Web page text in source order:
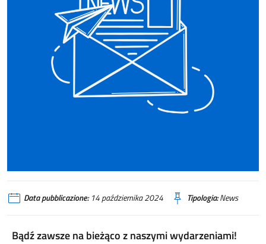
Data pubblicazione:14 października 2024 Tipologia:News
Bądź zawsze na bieżąco z naszymi wydarzeniami!